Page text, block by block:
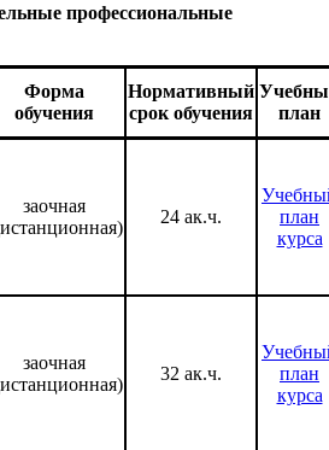
профессиональные
Форма
обучения
Нормативный
срок обучения
план
заочная
24 ак.ч.
план
курса
заочная
32 ак.ч.
план
курса